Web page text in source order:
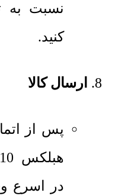
نسبت به
کنید.
ارسال کالا
پس از
در اسرع